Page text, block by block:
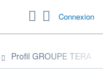
Connexion
Profil GROUPE TERA